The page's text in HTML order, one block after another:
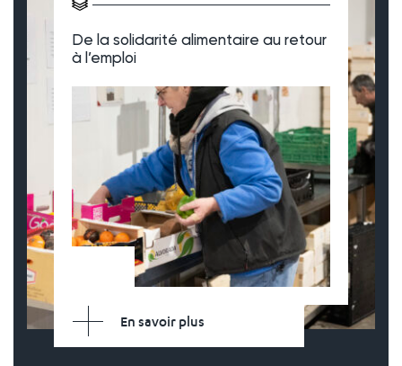
De la solidarité alimentaire au retour
à l’emploi
En savoir plus